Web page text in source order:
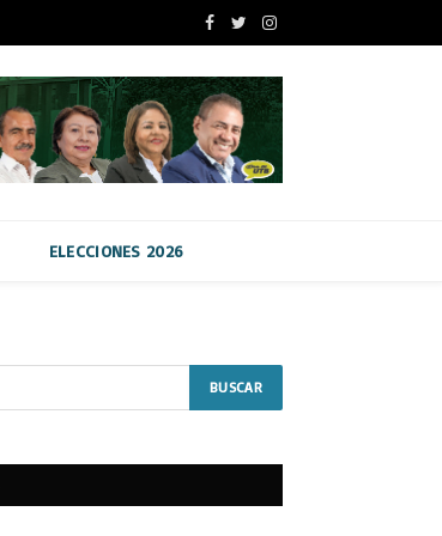
Facebook
TwitterInstagram
ELECCIONES 2026